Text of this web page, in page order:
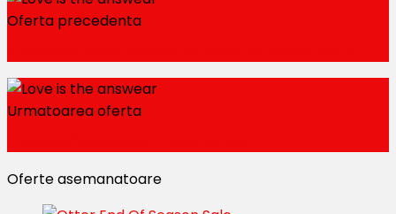
Oferta precedenta
Urmatoarea oferta
Oferte asemanatoare